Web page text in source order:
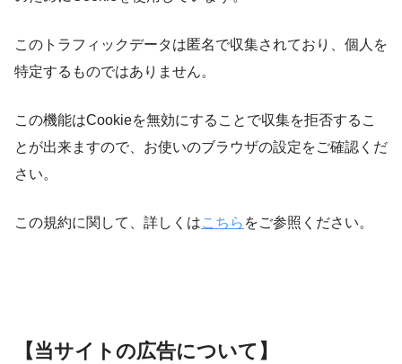
このトラフィックデータは匿名で収集されており、個人を
特定するものではありません。
この機能はCookieを無効にすることで収集を拒否するこ
とが出来ますので、お使いのブラウザの設定をご確認くだ
さい。
この規約に関して、詳しくはこちら をご参照ください。
【当サイトの広告について】